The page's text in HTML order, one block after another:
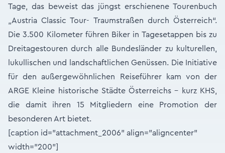
Tage, das beweist das jüngst erschienene Tourenbuch
„Austria Classic Tour- Traumstraßen durch Österreich“.
Die 3.500 Kilometer führen Biker in Tagesetappen bis zu
Dreitagestouren durch alle Bundesländer zu kulturellen,
lukullischen und landschaftlichen Genüssen. Die Initiative
für den außergewöhnlichen Reiseführer kam von der
ARGE Kleine historische Städte Österreichs – kurz KHS,
die damit ihren 15 Mitgliedern eine Promotion der
besonderen Art bietet.
[caption id="attachment_2006" align="aligncenter"
width="200"]